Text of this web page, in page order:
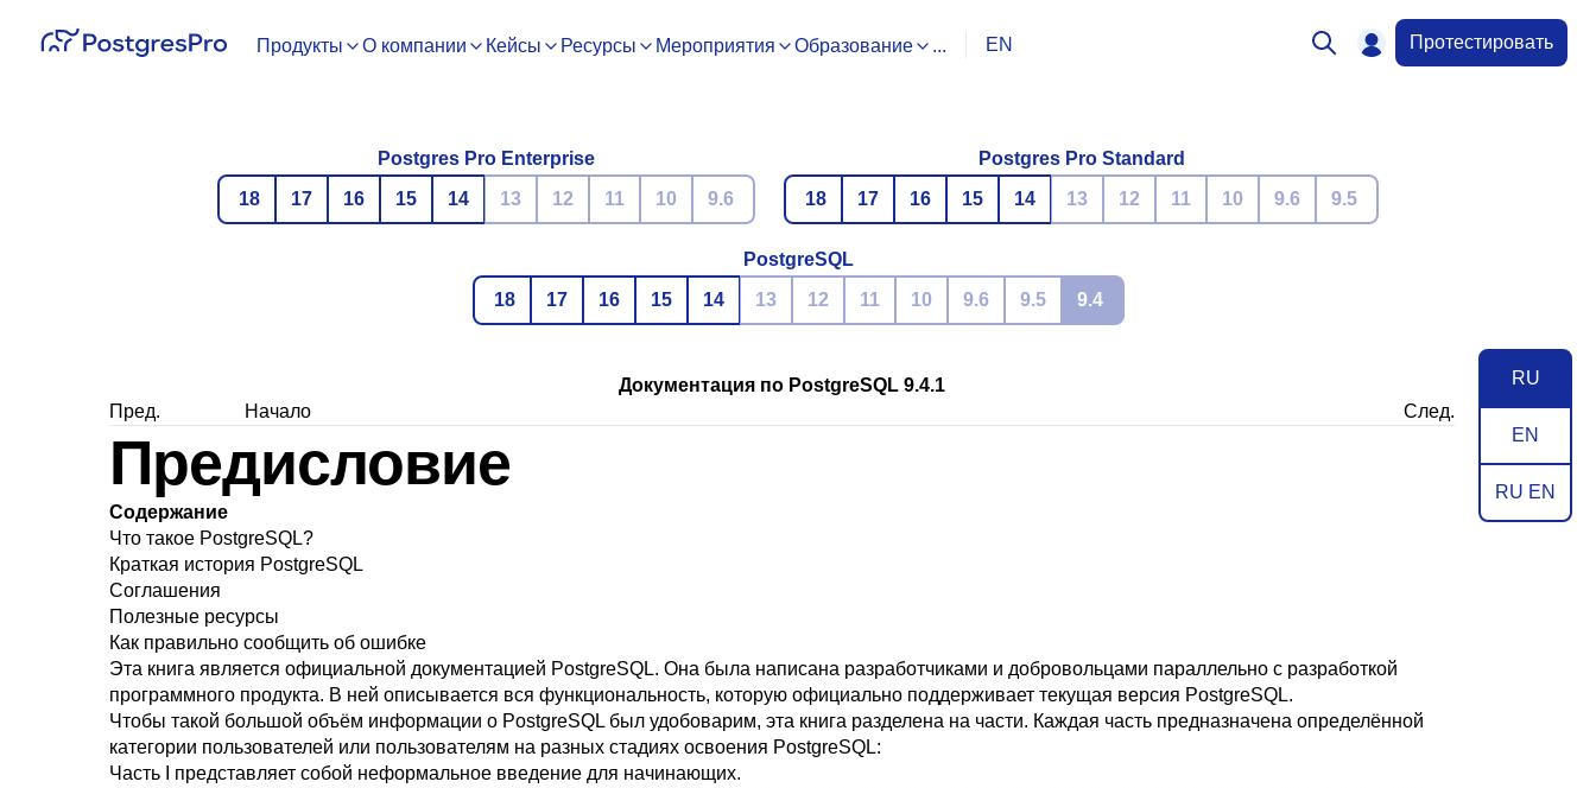
Продукты О компании Кейсы Ресурсы Мероприятия Образование ... EN Протестировать
Postgres Pro Enterprise
18
17 16 15 14 13 12 11 10 9.6
Postgres Pro Standard
18
17 16 15 14 13 12 11 10 9.6 9.5
PostgreSQL
18
17 16 15 14 13 12 11 10 9.6 9.5 9.4
RU
EN
RU EN
Документация по PostgreSQL 9.4.1
Пред.
Начало След.
Предисловие
Содержание
Что такое PostgreSQL?
Краткая история PostgreSQL
Соглашения
Полезные ресурсы
Как правильно сообщить об ошибке
Эта книга является официальной документацией PostgreSQL. Она была написана разработчиками и добровольцами параллельно с разработкой
программного продукта. В ней описывается вся функциональность, которую официально поддерживает текущая версия PostgreSQL.
Чтобы такой большой объём информации о PostgreSQL был удобоварим, эта книга разделена на части. Каждая часть предназначена определённой
категории пользователей или пользователям на разных стадиях освоения PostgreSQL:
Часть I
представляет собой неформальное введение для начинающих.